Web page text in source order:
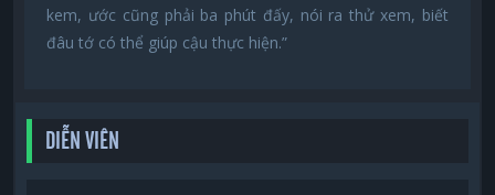
kem, ước cũng phải ba phút đấy, nói ra thử xem, biết
đâu tớ có thể giúp cậu thực hiện.”
DIỄN VIÊN